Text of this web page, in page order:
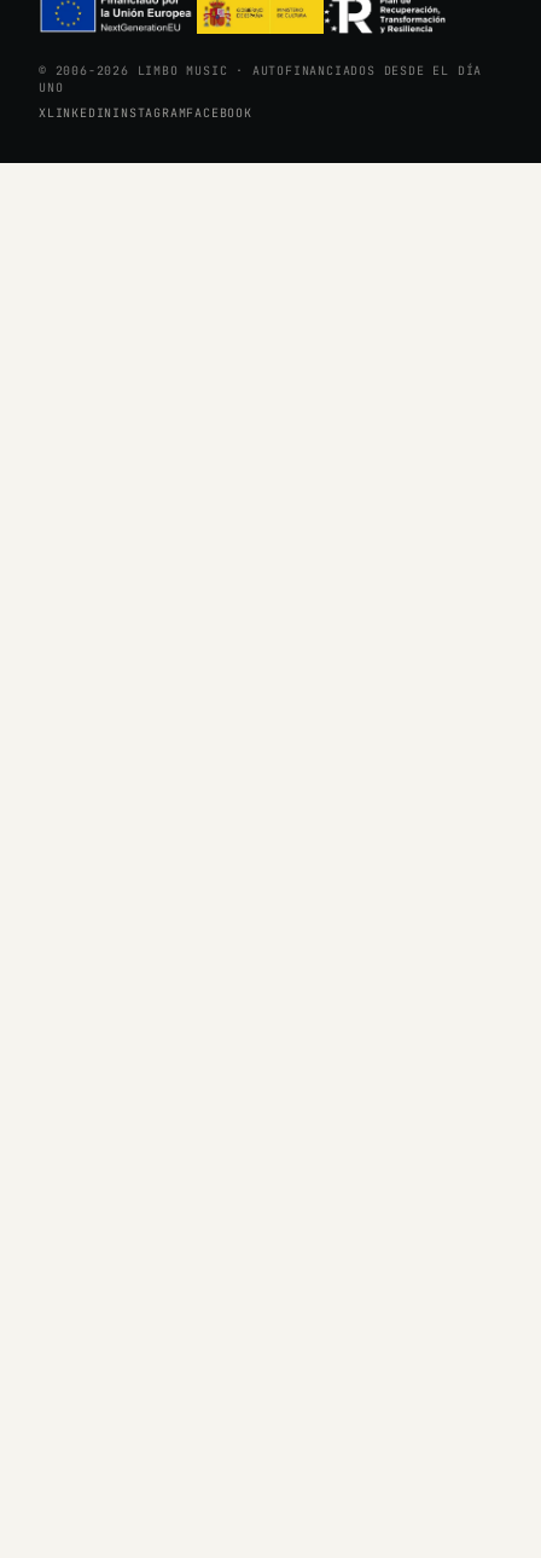
© 2006-2026 LIMBO MUSIC · AUTOFINANCIADOS DESDE EL DÍA
UNO
XLINKEDIN INSTAGRAMFACEBOOK